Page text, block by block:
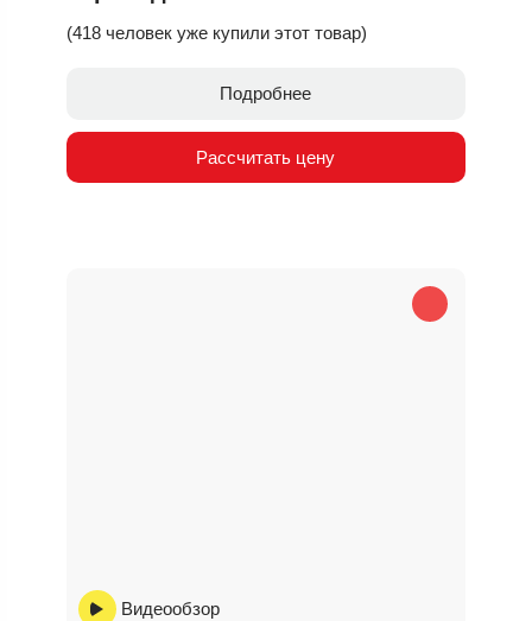
(418 человек уже купили этот товар)
Подробнее
Рассчитать цену
Видеообзор